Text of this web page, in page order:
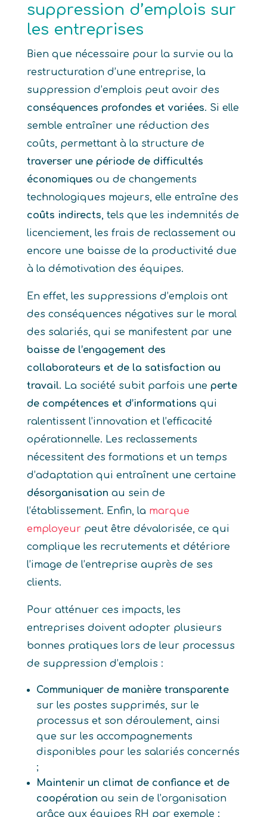
suppression d’emplois sur
les entreprises
Bien que nécessaire pour la survie ou la
restructuration d’une entreprise, la
suppression d’emplois peut avoir des
conséquences profondes et variées. Si elle
semble entraîner une réduction des
coûts, permettant à la structure de
traverser une période de difficultés
économiques ou de changements
technologiques majeurs, elle entraîne des
coûts indirects, tels que les indemnités de
licenciement, les frais de reclassement ou
encore une baisse de la productivité due
à la démotivation des équipes.
En effet, les suppressions d’emplois ont
des conséquences négatives sur le moral
des salariés, qui se manifestent par une
baisse de l’engagement des
collaborateurs et de la satisfaction au
travail. La société subit parfois une perte
de compétences et d’informations qui
ralentissent l’innovation et l’efficacité
opérationnelle. Les reclassements
nécessitent des formations et un temps
d’adaptation qui entraînent une certaine
désorganisation au sein de
l’établissement. Enfin, la marque
employeurpeut être dévalorisée, ce qui
complique les recrutements et détériore
l’image de l’entreprise auprès de ses
clients.
Pour atténuer ces impacts, les
entreprises doivent adopter plusieurs
bonnes pratiques lors de leur processus
de suppression d’emplois :
Communiquer de manière transparente
sur les postes supprimés, sur le
processus et son déroulement, ainsi
que sur les accompagnements
disponibles pour les salariés concernés
;
Maintenir un climat de confiance et de
coopération au sein de l’organisation
grâce aux équipes RH par exemple ;